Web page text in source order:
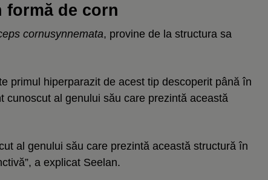
formă de corn
cornusynnemata, provine de la structura sa
primul hiperparazit de acest tip descoperit până în
cunoscut al genului său care prezintă această
al genului său care prezintă această structură în
a explicat Seelan.